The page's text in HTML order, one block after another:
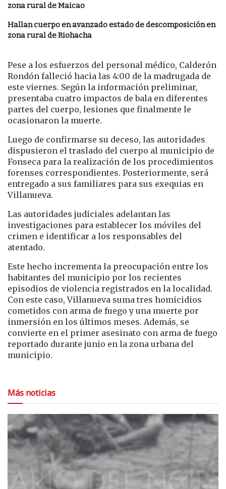
zona rural de Maicao
Hallan cuerpo en avanzado estado de descomposición en
zona rural de Riohacha
Pese a los esfuerzos del personal médico, Calderón
Rondón falleció hacia las 4:00 de la madrugada de
este viernes. Según la información preliminar,
presentaba cuatro impactos de bala en diferentes
partes del cuerpo, lesiones que finalmente le
ocasionaron la muerte.
Luego de confirmarse su deceso, las autoridades
dispusieron el traslado del cuerpo al municipio de
Fonseca para la realización de los procedimientos
forenses correspondientes. Posteriormente, será
entregado a sus familiares para sus exequias en
Villanueva.
Las autoridades judiciales adelantan las
investigaciones para establecer los móviles del
crimen e identificar a los responsables del
atentado.
Este hecho incrementa la preocupación entre los
habitantes del municipio por los recientes
episodios de violencia registrados en la localidad.
Con este caso, Villanueva suma tres homicidios
cometidos con arma de fuego y una muerte por
inmersión en los últimos meses. Además, se
convierte en el primer asesinato con arma de fuego
reportado durante junio en la zona urbana del
municipio.
Más noticias